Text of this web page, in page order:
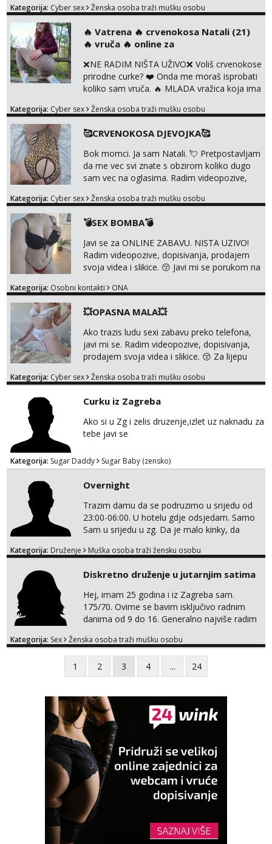
dovoljna radim i u paru i trojci s kolegicama,
uz slike i hot line pozive. Za vas sam
pripremila i slike s licem u raznim
kombinacijama isto kao i razna videa 😈
Volim kinky stvari i dominaciju 🤫 ...
Kategorija: Cyber sex Ženska osoba traži mušku osobu
‎️‍🔥 Vatrena ‎️‍🔥 crvenokosa Natali (21)
‎️‍🔥 vruča‎ ️‍🔥 online za
❌NE RADIM NIŠTA UŽIVO❌ Voliš crvenokose
prirodne curke? ❤️ Onda me moraš isprobati
koliko sam vruča.‎ ️‍🔥 MLADA vražica koja ima
prljave i u svemu vidim samo užitak. 💦 U
po svojoj mjeri. Sexi videa s kolegicama,
dečkom ili pak ja sama di se dovodim do
ludila. 🍑 Naravno ako ti moja ponuda nije
dovoljna uvije...
Kategorija: Cyber sex Ženska osoba traži mušku osobu
🥰CRVENOKOSA DJEVOJKA🥰
Bok momci. Ja sam Natali. 💘 Pretpostavljam
da me vec svi znate s obzirom koliko dugo
sam vec na oglasima. Radim videopozive,
Za lijepu suradnju javi mi se porukom na
0045
Kategorija: Cyber sex Ženska osoba traži mušku osobu
💣SEX BOMBA💣
Javi se za ONLINE ZABAVU. NISTA UZIVO!
Radim videopozive, dopisivanja, prodajem
svoja videa i slikice. 😚 Javi mi se porukom na
0045
Kategorija: Osobni kontakti ONA
💥OPASNA MALA💥
Ako trazis ludu sexi zabavu preko telefona,
javi mi se. Radim videopozive, dopisivanja,
prodajem svoja videa i slikice. 😚 Za lijepu
Viber ili Telegram. +385 91 723 0045
Kategorija: Cyber sex Ženska osoba traži mušku osobu
Curku iz Zagreba
Ako si u Zg i zelis druzenje,izlet uz naknadu za
tebe javi se
Kategorija: Sugar Daddy Sugar Baby (zensko)
Overnight
Trazim damu da se podruzimo u srijedu od
23:00-06:00. U hotelu gdje odsjedam. Samo
Sam u srijedu u zg. Da je malo kinky, da
party friendly, naravno ako nema kemije ,
si ozbiljna. Javi se na email.
Kategorija: Druženje Muška osoba traži žensku osobu
Diskretno druženje u jutarnjim satima
Hej, imam 25 godina i iz Zagreba sam.
175/70. Ovime se bavim isključivo radnim
danima od 9 do 16. Generalno najviše radim
druženja u diskreciji, vjerovatno ćemo si
pasati. Preferiram dugoročna druženja
također, nisam zainteresirana za one and
done susrete. Ako se nalaziš u ovome, javi
što voliš seksualno za daljnji d...
Kategorija: Sex Ženska osoba traži mušku osobu
1 2 3 4 ... 24